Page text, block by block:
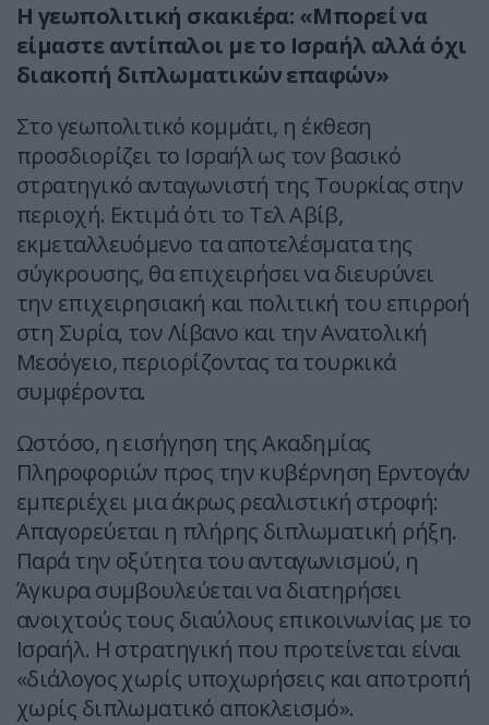
Η γεωπολιτική σκακιέρα: «Μπορεί να
είμαστε αντίπαλοι με το Ισραήλ αλλά όχι
διακοπή διπλωματικών επαφών»
Στο γεωπολιτικό κομμάτι, η έκθεση
προσδιορίζει το Ισραήλ ως τον βασικό
στρατηγικό ανταγωνιστή της Τουρκίας στην
περιοχή. Εκτιμά ότι το Τελ Αβίβ,
εκμεταλλευόμενο τα αποτελέσματα της
σύγκρουσης, θα επιχειρήσει να διευρύνει
την επιχειρησιακή και πολιτική του επιρροή
στη Συρία, τον Λίβανο και την Ανατολική
Μεσόγειο, περιορίζοντας τα τουρκικά
συμφέροντα.
Ωστόσο, η εισήγηση της Ακαδημίας
Πληροφοριών προς την κυβέρνηση Ερντογάν
εμπεριέχει μια άκρως ρεαλιστική στροφή:
Απαγορεύεται η πλήρης διπλωματική ρήξη.
Παρά την οξύτητα του ανταγωνισμού, η
Άγκυρα συμβουλεύεται να διατηρήσει
ανοιχτούς τους διαύλους επικοινωνίας με το
Ισραήλ. Η στρατηγική που προτείνεται είναι
«διάλογος χωρίς υποχωρήσεις και αποτροπή
χωρίς διπλωματικό αποκλεισμό».